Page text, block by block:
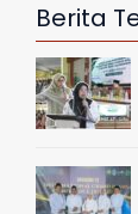
Berita